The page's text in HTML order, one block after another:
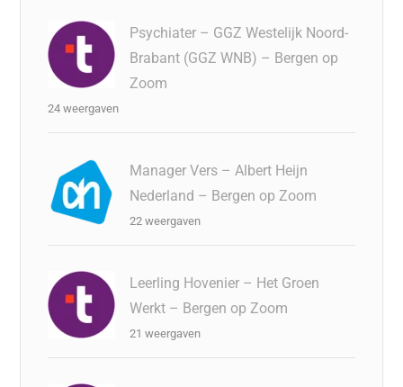
Psychiater – GGZ Westelijk Noord-
Brabant (GGZ WNB) – Bergen op
Zoom
24 weergaven
Manager Vers – Albert Heijn
Nederland – Bergen op Zoom
22 weergaven
Leerling Hovenier – Het Groen
Werkt – Bergen op Zoom
21 weergaven